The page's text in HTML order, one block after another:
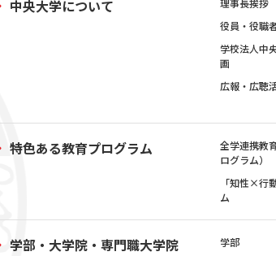
中央大学について 理事長挨拶
役員・役職
学校法人中
画
広報・広聴
特色ある教育プログラム
全学連携教
ログラム）
「知性×行
ム
学部・大学院・専門職大学院 学部